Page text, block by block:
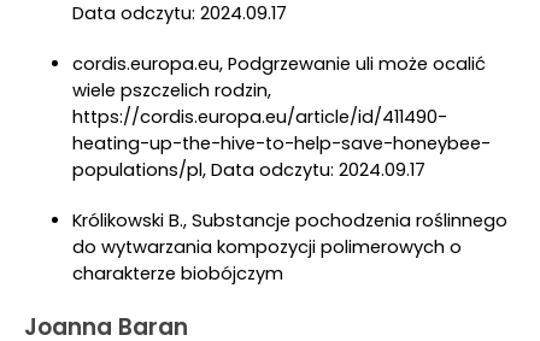
Data odczytu: 2024.09.17
cordis.europa.eu, Podgrzewanie uli może ocalić
wiele pszczelich rodzin,
https://cordis.europa.eu/article/id/411490-
heating-up-the-hive-to-help-save-honeybee-
populations/pl, Data odczytu: 2024.09.17
Królikowski B., Substancje pochodzenia roślinnego
do wytwarzania kompozycji polimerowych o
charakterze biobójczym
Joanna Baran